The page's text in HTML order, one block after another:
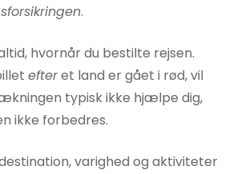
.
hvornår du bestilte rejsen.
efteret land er gået i rød, vil
typisk ikke hjælpe dig,
ikke forbedres.
varighed og aktiviteter